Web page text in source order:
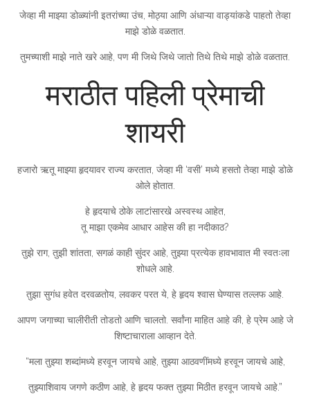
जेव्हा मी माझ्या डोळ्यांनी इतरांच्या उंच, मोठ्या आणि अंधाऱ्या वाड्यांकडे पाहतो तेव्हा
माझे डोळे वळतात.
तुमच्याशी माझे नाते खरे आहे, पण मी जिथे जिथे जातो तिथे तिथे माझे डोळे वळतात.
मराठीत पहिली प्रेमाची
शायरी
हजारो ऋतू माझ्या हृदयावर राज्य करतात, जेव्हा मी ‘वसी’ मध्ये हसतो तेव्हा माझे डोळे
ओले होतात.
हे हृदयाचे ठोके लाटांसारखे अस्वस्थ आहेत,
तू माझा एकमेव आधार आहेस की हा नदीकाठ?
तुझे राग, तुझी शांतता, सगळं काही सुंदर आहे, तुझ्या प्रत्येक हावभावात मी स्वतःला
शोधले आहे.
तुझा सुगंध हवेत दरवळतोय, लवकर परत ये, हे हृदय श्वास घेण्यास तल्लफ आहे.
आपण जगाच्या चालीरीती तोडतो आणि चालतो. सर्वांना माहित आहे की, हे प्रेम आहे जे
शिष्टाचाराला आव्हान देते.
“मला तुझ्या शब्दांमध्ये हरवून जायचे आहे, तुझ्या आठवणींमध्ये हरवून जायचे आहे,
तुझ्याशिवाय जगणे कठीण आहे, हे हृदय फक्त तुझ्या मिठीत हरवून जायचे आहे.”